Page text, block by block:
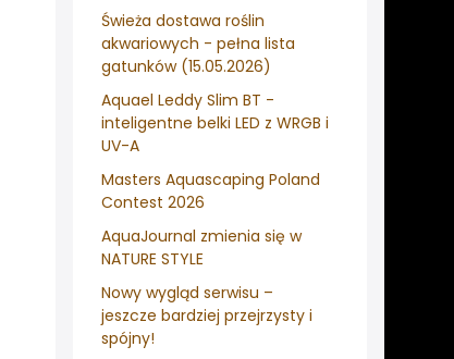
Świeża dostawa roślin
akwariowych - pełna lista
gatunków (15.05.2026)
Aquael Leddy Slim BT -
inteligentne belki LED z WRGB i
UV-A
Masters Aquascaping Poland
Contest 2026
AquaJournal zmienia się w
NATURE STYLE
Nowy wygląd serwisu –
jeszcze bardziej przejrzysty i
spójny!